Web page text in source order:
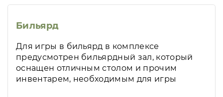
Бильярд
Для игры в бильярд в комплексе
предусмотрен бильярдный зал, который
оснащен отличным столом и прочим
инвентарем, необходимым для игры